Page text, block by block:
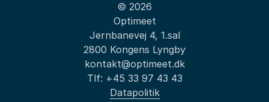
© 2026
Optimeet
Jernbanevej 4, 1.sal
2800 Kongens Lyngby
kontakt@optimeet.dk
Tlf: +45 33 97 43 43
Datapolitik